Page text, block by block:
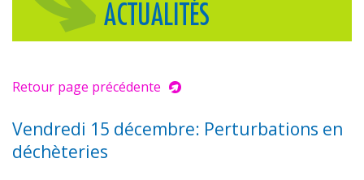
ACTUALITÉS
Retour page précédente
Vendredi 15 décembre: Perturbations en
déchèteries